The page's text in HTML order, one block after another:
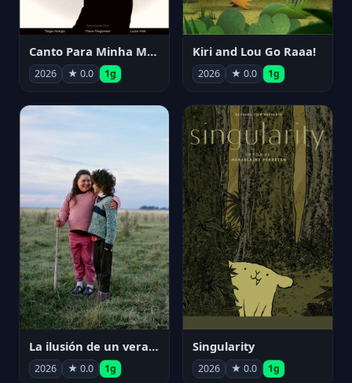
Canto Para Minha Morte
2026 ★ 0.0 1g
Kiri and Lou Go Raaa!
2026 ★ 0.0 1g
La ilusión de un verano sin fin
2026 ★ 0.0 1g
Singularity
2026 ★ 0.0 1g